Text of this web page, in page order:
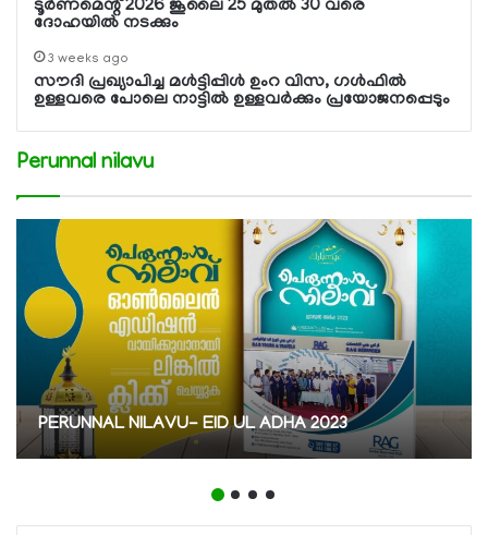
ടൂര്‍ണമെന്റ് 2026 ജൂലൈ 25 മുതല്‍ 30 വരെ
ദോഹയില്‍ നടക്കും
3 weeks ago
സൗദി പ്രഖ്യാപിച്ച മള്‍ട്ടിപ്പിള്‍ ഉംറ വിസ, ഗള്‍ഫില്‍
ഉള്ളവരെ പോലെ നാട്ടില്‍ ഉള്ളവര്‍ക്കും പ്രയോജനപ്പെടും
Perunnal nilavu
PERUNNAL NILAVU- EID UL ADHA 2023